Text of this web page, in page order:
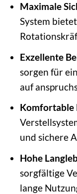
Maximale
System
Exzellente
sorgen für
auf
Komfortable
und sichere
Hohe
sorgfältige
lange